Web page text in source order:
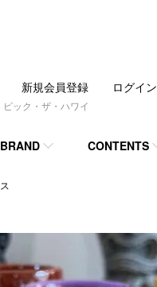
ック・ザ・ハワイ
BRAND CONTENTS
新規会員登録 ログイン